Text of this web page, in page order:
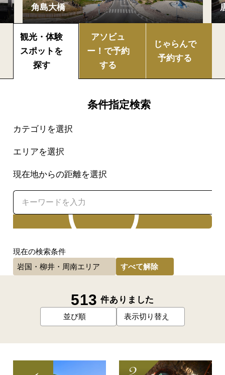
観光・体験
スポットを
探す
アソビュ
ー！で予約
する
じゃらんで
予約する
条件指定検索
カテゴリを選択
エリアを選択
現在地からの距離を選択
現在の検索条件
岩国・柳井・周南エリア
すべて解除
513 件ありました
並び順 表示切り替え